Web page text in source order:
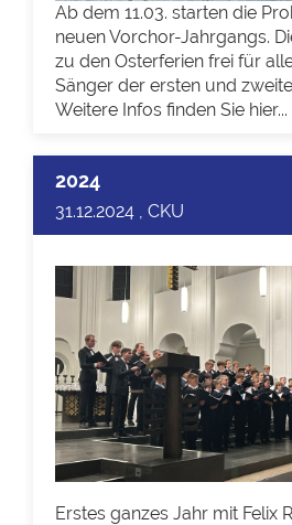
Ab dem 11.03. starten die
neuen Vorchor-Jahrgangs.
zu den Osterferien frei für
Sänger der ersten und
Weitere Infos finden Sie hier...
2024
31.12.2024 , CKU
Erstes ganzes Jahr mit Felix